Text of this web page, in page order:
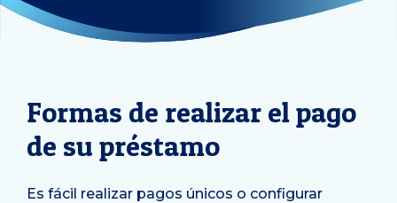
Formas de realizar el pago
de su préstamo
Es fácil realizar pagos únicos o configurar